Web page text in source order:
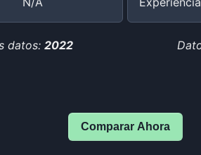
datos: 2022
Comparar Ahora